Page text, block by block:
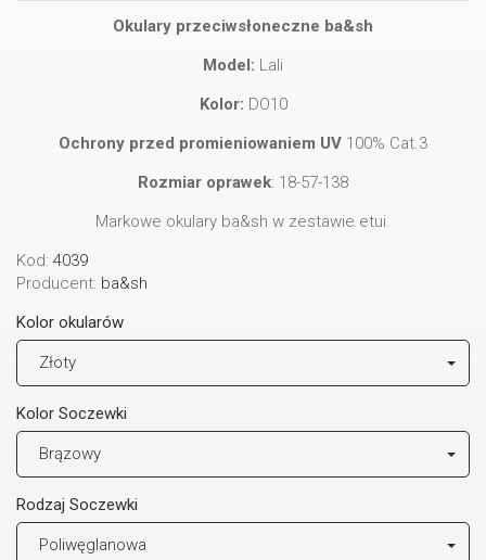
Okulary przeciwsłoneczne ba&sh
Model: Lali
Kolor: DO10
Ochrony przed promieniowaniem UV 100% Cat.3
Rozmiar oprawek: 18-57-138
Markowe okulary ba&sh w zestawie etui.
Kod: 4039
Producent: ba&sh
Kolor okularów
Złoty
Kolor Soczewki
Brązowy
Rodzaj Soczewki
Poliwęglanowa